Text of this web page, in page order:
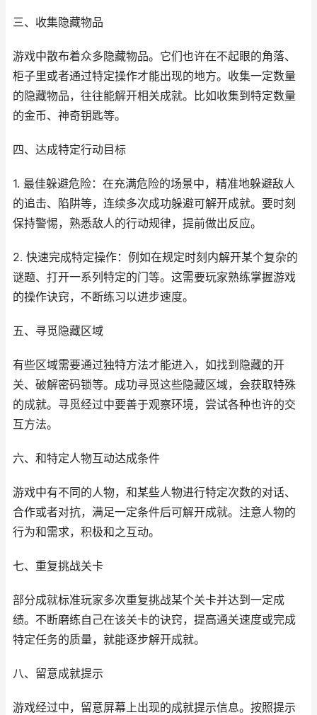
三、收集隐藏物品
游戏中散布着众多隐藏物品。它们也许在不起眼的角落、
柜子里或者通过特定操作才能出现的地方。收集一定数量
的隐藏物品，往往能解开相关成就。比如收集到特定数量
的金币、神奇钥匙等。
四、达成特定行动目标
1. 最佳躲避危险：在充满危险的场景中，精准地躲避敌人
的追击、陷阱等，连续多次成功躲避可解开成就。要时刻
保持警惕，熟悉敌人的行动规律，提前做出反应。
2. 快速完成特定操作：例如在规定时刻内解开某个复杂的
谜题、打开一系列特定的门等。这需要玩家熟练掌握游戏
的操作诀窍，不断练习以进步速度。
五、寻觅隐藏区域
有些区域需要通过独特方法才能进入，如找到隐藏的开
关、破解密码锁等。成功寻觅这些隐藏区域，会获取特殊
的成就。寻觅经过中要善于观察环境，尝试各种也许的交
互方法。
六、和特定人物互动达成条件
游戏中有不同的人物，和某些人物进行特定次数的对话、
合作或者对抗，满足一定条件后可解开成就。注意人物的
行为和需求，积极和之互动。
七、重复挑战关卡
部分成就标准玩家多次重复挑战某个关卡并达到一定成
绩。不断磨练自己在该关卡的诀窍，提高通关速度或完成
特定任务的质量，就能逐步解开成就。
八、留意成就提示
游戏经过中，留意屏幕上出现的成就提示信息。按照提示